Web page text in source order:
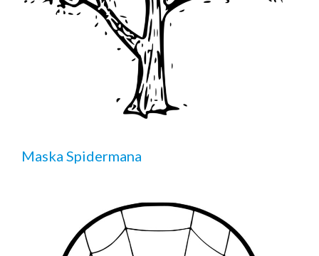
Maska Spidermana